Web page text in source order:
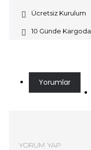
Ücretsiz Kurulum
10 Günde Kargoda
Yorumlar
YORUM YAP